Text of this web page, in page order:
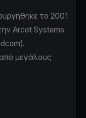
το 2001
Arcot Systems
μεγάλους